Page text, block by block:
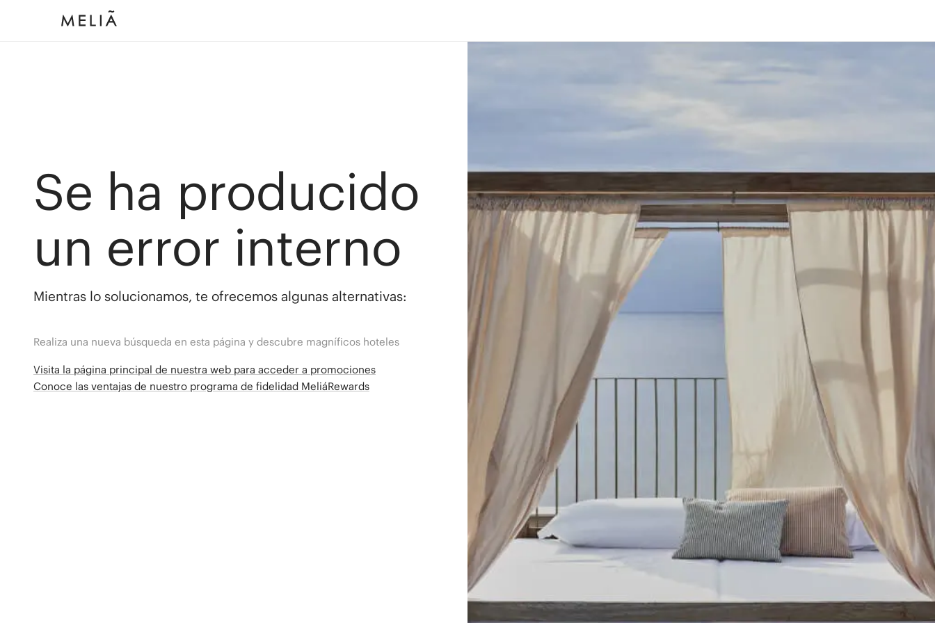
Se ha producido
un error interno
Mientras lo solucionamos, te ofrecemos algunas alternativas:
Realiza una nueva búsqueda en esta página y descubre magníficos hoteles
Visita la página principal de nuestra web para acceder a promociones
Conoce las ventajas de nuestro programa de fidelidad MeliáRewards